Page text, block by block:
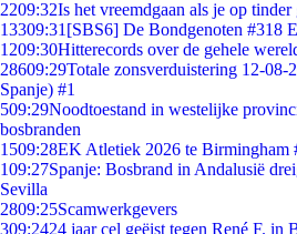
2209:32Is het vreemdgaan als je op tinder
13309:31 [SBS6] De Bondgenoten #318
1209:30Hitterecords over de gehele
28609:29Totale zonsverduistering 12-08-
Spanje) #1
509:29Noodtoestand in westelijke
bosbranden
1509:28EK Atletiek 2026 te Birmingham
109:27Spanje: Bosbrand in Andalusië
Sevilla
2809:25Scamwerkgevers
309:2424 jaar cel geëist tegen René F. in